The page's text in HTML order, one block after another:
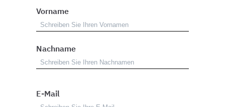
Vorname
Nachname
E-Mail